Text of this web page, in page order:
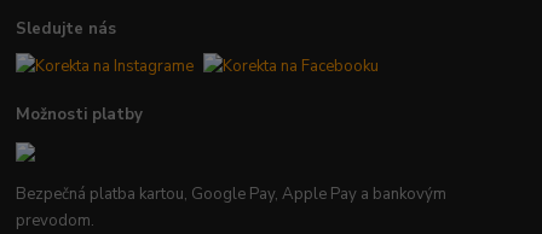
Sledujte nás
Možnosti platby
Bezpečná platba kartou, Google Pay, Apple Pay a bankovým
prevodom.